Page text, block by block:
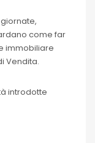
come far
immobiliare
Vendita.
introdotte